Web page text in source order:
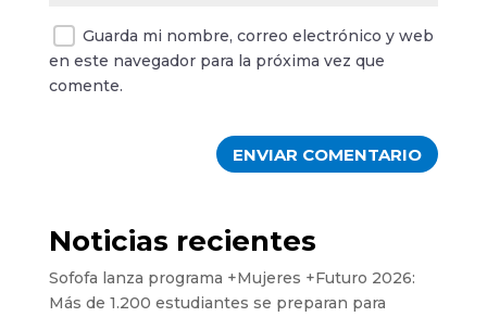
Guarda mi nombre, correo electrónico y web
en este navegador para la próxima vez que
comente.
Noticias recientes
Sofofa lanza programa +Mujeres +Futuro 2026:
Más de 1.200 estudiantes se preparan para